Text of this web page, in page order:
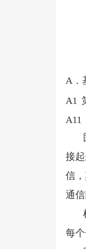
A
A1
A11
接
信
通
每